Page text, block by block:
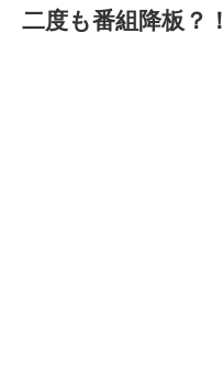
二度も番組降板？！